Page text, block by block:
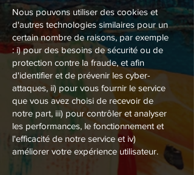
Nous pouvons utiliser des cookies et
d'autres technologies similaires pour un
certain nombre de raisons, par exemple
: i) pour des besoins de sécurité ou de
protection contre la fraude, et afin
d'identifier et de prévenir les cyber-
attaques, ii) pour vous fournir le service
que vous avez choisi de recevoir de
notre part, iii) pour contrôler et analyser
les performances, le fonctionnement et
l'efficacité de notre service et iv)
améliorer votre expérience utilisateur.